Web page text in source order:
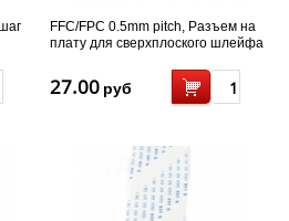
FFC/FPC 0.5mm pitch, Разъем на
плату для сверхплоского шлейфа
27.00 руб